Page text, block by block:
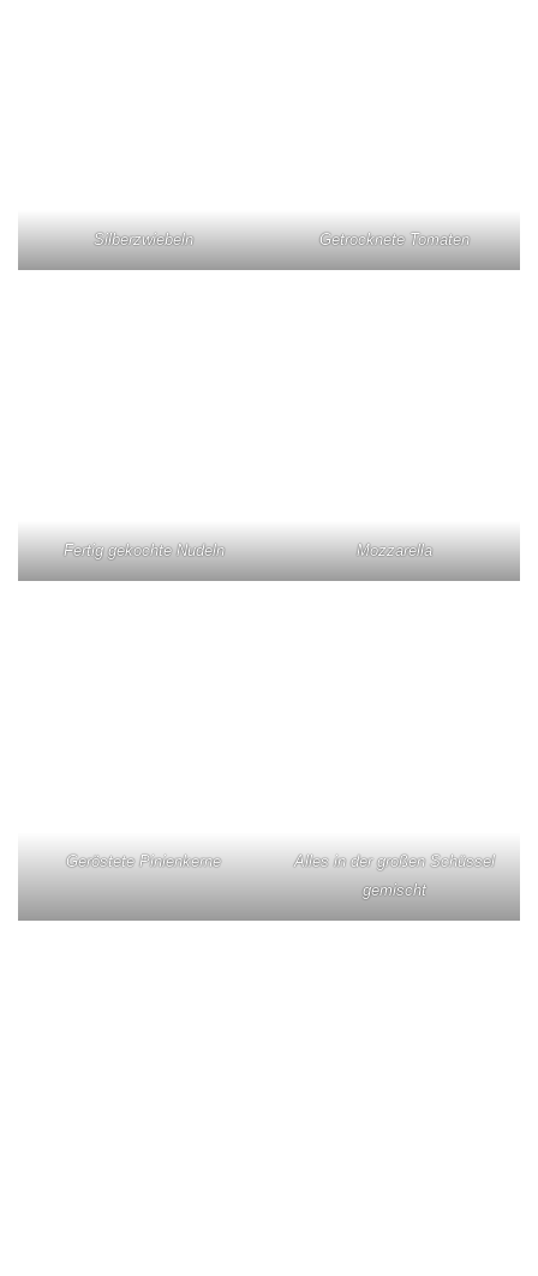
Silberzwiebeln Getrocknete Tomaten
Fertig gekochte Nudeln Mozzarella
Geröstete Pinienkerne
Alles in der großen Schüssel
gemischt